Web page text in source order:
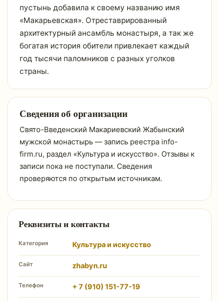
пустынь добавила к своему названию имя
«Макарьевская». Отреставрированный
архитектурный ансамбль монастыря, а так же
богатая история обители привлекает каждый
год тысячи паломников с разных уголков
страны.
Сведения об организации
Свято-Введенский Макариевский Жабынский
мужской монастырь — запись реестра info-
firm.ru, раздел «Культура и искусство». Отзывы к
записи пока не поступали. Сведения
проверяются по открытым источникам.
Реквизиты и контакты
Категория Культура и искусство
Сайт zhabyn.ru
Телефон + 7 (910) 151-77-19